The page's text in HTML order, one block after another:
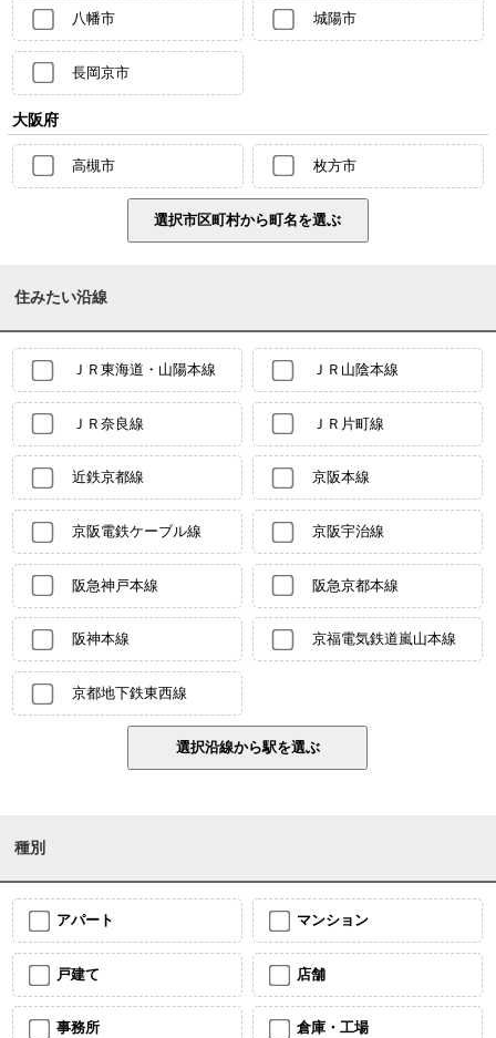
八幡市 城陽市
長岡京市
大阪府
高槻市 枚方市
住みたい沿線
ＪＲ東海道・山陽本線 ＪＲ山陰本線
ＪＲ奈良線 ＪＲ片町線
近鉄京都線 京阪本線
京阪電鉄ケーブル線 京阪宇治線
阪急神戸本線 阪急京都本線
阪神本線 京福電気鉄道嵐山本線
京都地下鉄東西線
種別
アパート マンション
戸建て 店舗
事務所 倉庫・工場